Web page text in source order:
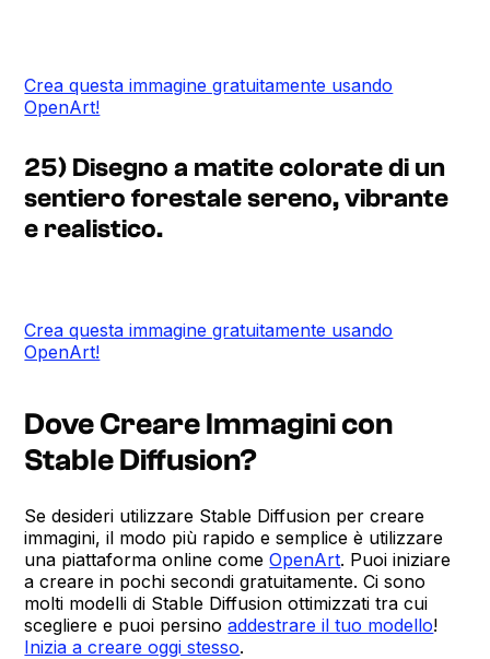
Crea questa immagine gratuitamente usando
OpenArt!
25) Disegno a matite colorate di un
sentiero forestale sereno, vibrante
e realistico.
Crea questa immagine gratuitamente usando
OpenArt!
Dove Creare Immagini con
Stable Diffusion?
Se desideri utilizzare Stable Diffusion per creare
immagini, il modo più rapido e semplice è utilizzare
una piattaforma online comeOpenArt. Puoi iniziare
a creare in pochi secondi gratuitamente. Ci sono
molti modelli di Stable Diffusion ottimizzati tra cui
scegliere e puoi persinoaddestrare il tuo modello!
Inizia a creare oggi stesso.